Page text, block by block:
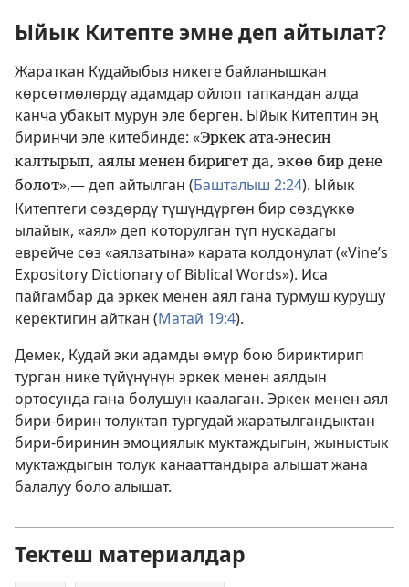
Ыйык Китепте эмне деп айтылат?
Жараткан Кудайыбыз никеге байланышкан
көрсөтмөлөрдү адамдар ойлоп тапкандан алда
канча убакыт мурун эле берген. Ыйык Китептин эң
биринчи эле китебинде: «Эркек ата-энесин
калтырып, аялы менен биригет да, экөө бир дене
болот»,— деп айтылган (Башталыш 2:24). Ыйык
Китептеги сөздөрдү түшүндүргөн бир сөздүккө
ылайык, «аял» деп которулган түп нускадагы
еврейче сөз «аялзатына» карата колдонулат («Vine’s
Expository Dictionary of Biblical Words»). Иса
пайгамбар да эркек менен аял гана турмуш курушу
керектигин айткан (Матай 19:4).
Демек, Кудай эки адамды өмүр бою бириктирип
турган нике түйүнүнүн эркек менен аялдын
ортосунда гана болушун каалаган. Эркек менен аял
бири-бирин толуктап тургудай жаратылгандыктан
бири-биринин эмоциялык муктаждыгын, жыныстык
муктаждыгын толук канааттандыра алышат жана
балалуу боло алышат.
Тектеш материалдар